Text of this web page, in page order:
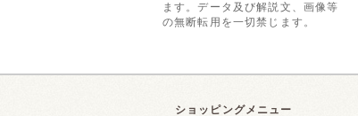
ます。データ及び解説文、画像等
の無断転用を一切禁じます。
ショッピングメニュー